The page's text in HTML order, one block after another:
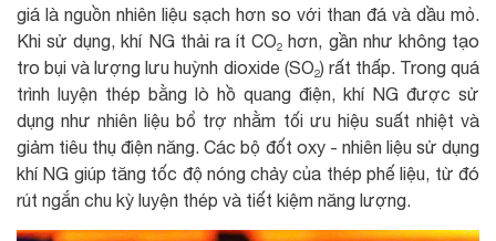
giá là nguồn nhiên liệu sạch hơn so với than đá và dầu mỏ.
Khi sử dụng, khí NG thải ra ít CO₂ hơn, gần như không tạo
tro bụi và lượng lưu huỳnh dioxide (SO₂) rất thấp. Trong quá
trình luyện thép bằng lò hồ quang điện, khí NG được sử
dụng như nhiên liệu bổ trợ nhằm tối ưu hiệu suất nhiệt và
giảm tiêu thụ điện năng. Các bộ đốt oxy - nhiên liệu sử dụng
khí NG giúp tăng tốc độ nóng chảy của thép phế liệu, từ đó
rút ngắn chu kỳ luyện thép và tiết kiệm năng lượng.